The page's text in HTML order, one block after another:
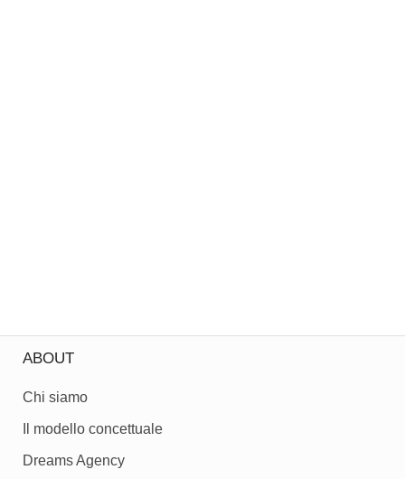
ABOUT
Chi siamo
Il modello concettuale
Dreams Agency